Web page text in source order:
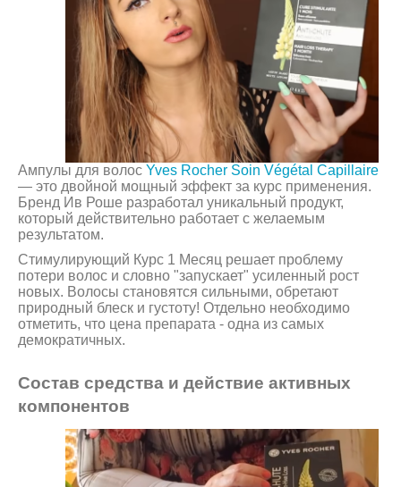
Ампулы для волос Yves Rocher Soin Végétal Capillaire
— это двойной мощный эффект за курс применения.
Бренд Ив Роше разработал уникальный продукт,
который действительно работает с желаемым
результатом.
Стимулирующий Курс 1 Месяц решает проблему
потери волос и словно "запускает" усиленный рост
новых. Волосы становятся сильными, обретают
природный блеск и густоту! Отдельно необходимо
отметить, что цена препарата - одна из самых
демократичных.
Состав средства и действие активных
компонентов